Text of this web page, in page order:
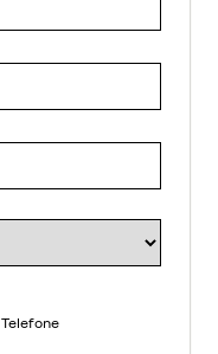
Telefone